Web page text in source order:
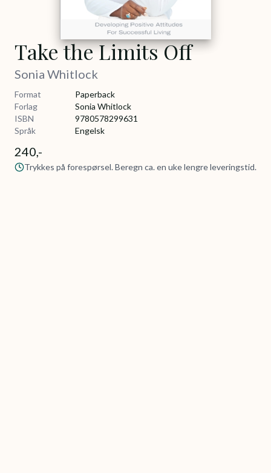
Take the Limits Off
Sonia Whitlock
Format
Paperback
Forlag
Sonia Whitlock
ISBN
9780578299631
Språk
Engelsk
240,-
Trykkes på forespørsel. Beregn ca. en uke lengre leveringstid.